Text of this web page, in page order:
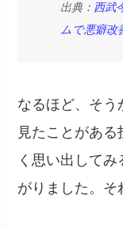
出典： 西武
ムで悪癖改
なるほど、そう
見たことがある
く思い出して
がりました。そ